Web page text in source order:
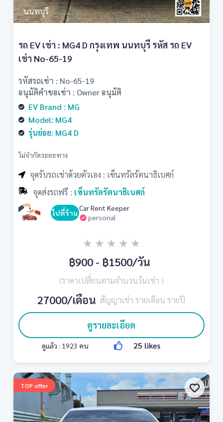
นนทบุรี
รถ EV เช่า : MG4 D กรุงเทพ นนทบุรี รหัส รถ EV
เช่า No-65-19
รหัสรถเช่า : No-65-19
อนุมัติคำขอเช่า : Owner อนุมัติ
EV Brand : MG
Model: MG4
รุ่นย่อย: MG4 D
ไม่จำกัดระยะทาง
จุดรับรถเช่าด้วยตัวเอง : เซ็นทรัลรัตนาธิเบศก์
จุดส่งรถฟรี : เซ็นทรัลรัตนาธิเบศก์
ไปที่ร้าน
personal
Car Rent Keeper
฿900 - ฿1500/วัน
(ราคาเปลี่ยนตามจำนวนวันเช่า )
27000/เดือน สัญญาเช่า รายเดือน รายปี
★ ★ ★ ★ ★
ดูรายละเอียด
ดูแล้ว : 1923 คน 25 likes
TOP offer